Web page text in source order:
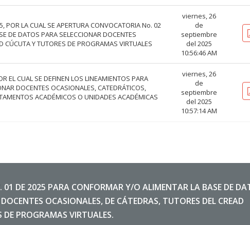
LA CUAL SE APERTURA CONVOCATORIA No. 02
DE DATOS PARA SELECCIONAR DOCENTES
CÚCUTA Y TUTORES DE PROGRAMAS VIRTUALES
viernes, 26
de
septiembre
del 2025
10:56:46 AM
EL CUAL SE DEFINEN LOS LINEAMIENTOS PARA
DOCENTES OCASIONALES, CATEDRÁTICOS,
ACADÉMICOS O UNIDADES ACADÉMICAS
viernes, 26
de
septiembre
del 2025
10:57:14 AM
DE 2025 PARA CONFORMAR Y/O ALIMENTAR LA BASE DE
OCASIONALES, DE CÁTEDRAS, TUTORES DEL CREAD
PROGRAMAS VIRTUALES.